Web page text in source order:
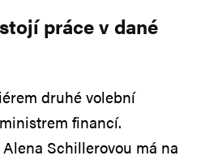
práce v dané
druhé volební
financí.
Schillerovou má na